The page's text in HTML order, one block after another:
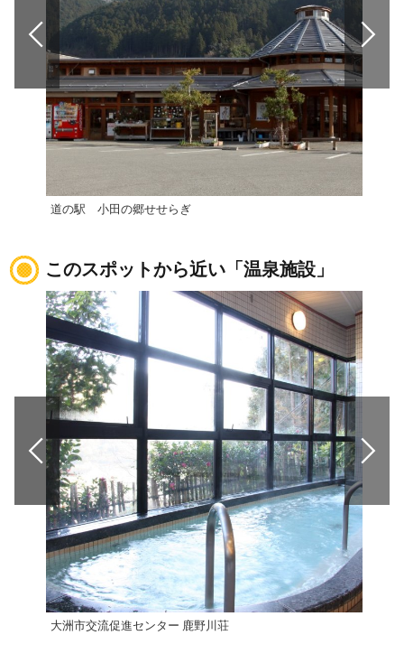
道の駅 小田の郷せせらぎ
このスポットから近い「温泉施設」
大洲市交流促進センター 鹿野川荘